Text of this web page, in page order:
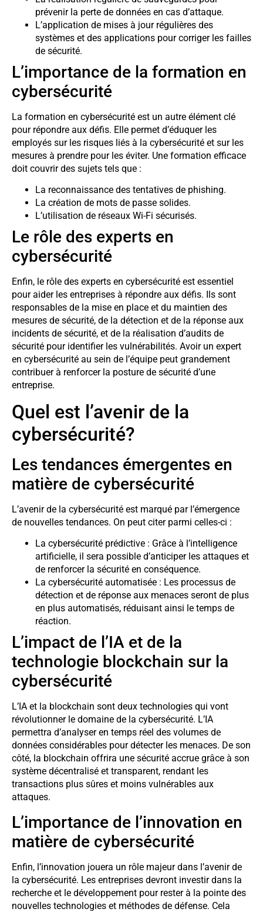
prévenir la perte de données en cas d’attaque.
L’application de mises à jour régulières des
systèmes et des applications pour corriger les failles
de sécurité.
L’importance de la formation en
cybersécurité
La formation en cybersécurité est un autre élément clé
pour répondre aux défis. Elle permet d’éduquer les
employés sur les risques liés à la cybersécurité et sur les
mesures à prendre pour les éviter. Une formation efficace
doit couvrir des sujets tels que :
La reconnaissance des tentatives de phishing.
La création de mots de passe solides.
L’utilisation de réseaux Wi-Fi sécurisés.
Le rôle des experts en
cybersécurité
Enfin, le rôle des experts en cybersécurité est essentiel
pour aider les entreprises à répondre aux défis. Ils sont
responsables de la mise en place et du maintien des
mesures de sécurité, de la détection et de la réponse aux
incidents de sécurité, et de la réalisation d’audits de
sécurité pour identifier les vulnérabilités. Avoir un expert
en cybersécurité au sein de l’équipe peut grandement
contribuer à renforcer la posture de sécurité d’une
entreprise.
Quel est l’avenir de la
cybersécurité?
Les tendances émergentes en
matière de cybersécurité
L’avenir de la cybersécurité est marqué par l’émergence
de nouvelles tendances. On peut citer parmi celles-ci :
La cybersécurité prédictive : Grâce à l’intelligence
artificielle, il sera possible d’anticiper les attaques et
de renforcer la sécurité en conséquence.
La cybersécurité automatisée : Les processus de
détection et de réponse aux menaces seront de plus
en plus automatisés, réduisant ainsi le temps de
réaction.
L’impact de l’IA et de la
technologie blockchain sur la
cybersécurité
L’IA et la blockchain sont deux technologies qui vont
révolutionner le domaine de la cybersécurité. L’IA
permettra d’analyser en temps réel des volumes de
données considérables pour détecter les menaces. De son
côté, la blockchain offrira une sécurité accrue grâce à son
système décentralisé et transparent, rendant les
transactions plus sûres et moins vulnérables aux
attaques.
L’importance de l’innovation en
matière de cybersécurité
Enfin, l’innovation jouera un rôle majeur dans l’avenir de
la cybersécurité. Les entreprises devront investir dans la
recherche et le développement pour rester à la pointe des
nouvelles technologies et méthodes de défense. Cela